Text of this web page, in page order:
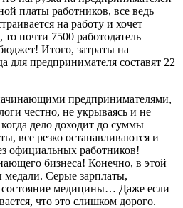
платы работников, все ведь
на работу и хочет
почти 7500 работодатель
Итого, затраты на
для предпринимателя составят 22
предпринимателями,
честно, не укрываясь и не
дело доходит до суммы
все резко останавливаются и
официальных работников!
бизнеса! Конечно, в этой
медали. Серые зарплаты,
состояние медицины… Даже если
что это слишком дорого.